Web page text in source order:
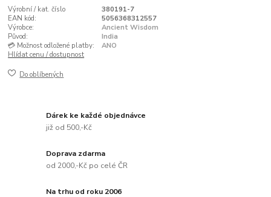
Výrobní / kat. číslo
380191-7
EAN kód:
5056368312557
Výrobce:
Ancient Wisdom
Původ:
India
💳 Možnost odložené platby:
ANO
Hlídat cenu / dostupnost
Do oblíbených
Dárek ke každé objednávce
již od 500,-Kč
Doprava zdarma
od 2000,-Kč po celé ČR
Na trhu od roku 2006